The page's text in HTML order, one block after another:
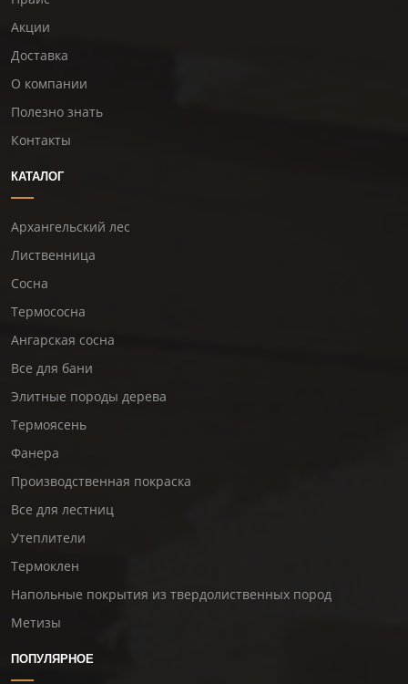
Акции
Доставка
О компании
Полезно знать
Контакты
КАТАЛОГ
Архангельский лес
Лиственница
Сосна
Термососна
Ангарская сосна
Все для бани
Элитные породы дерева
Термоясень
Фанера
Производственная покраска
Все для лестниц
Утеплители
Термоклен
Напольные покрытия из твердолиственных пород
Метизы
ПОПУЛЯРНОЕ